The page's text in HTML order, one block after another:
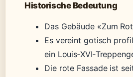
Historische Bedeutung
Das Gebäude «Zum
Es vereint gotisch
ein
Die rote Fassade ist